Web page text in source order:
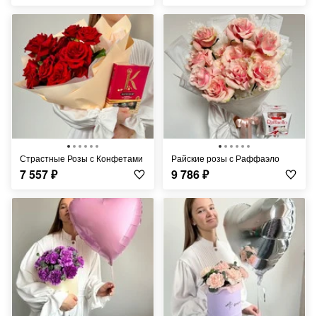
Страстные Розы с Конфетами
7 557₽
Райские розы с Раффаэло
9 786₽